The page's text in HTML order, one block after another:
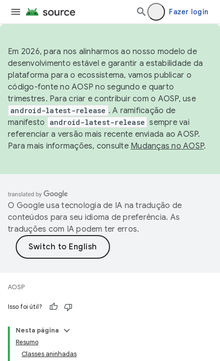
Fazer login
Em 2026, para nos alinharmos ao nosso modelo de
desenvolvimento estável e garantir a estabilidade da
plataforma para o ecossistema, vamos publicar o
código-fonte no AOSP no segundo e quarto
trimestres. Para criar e contribuir com o AOSP, use
android-latest-release . A ramificação de
manifesto
android-latest-release sempre vai
referenciar a versão mais recente enviada ao AOSP.
Para mais informações, consulte Mudanças no AOSP.
O Google usa tecnologia de IA na tradução de
conteúdos para seu idioma de preferência. As
traduções com IA podem ter erros.
AOSP
Isso foi útil?
Nesta página
Resumo
Classes aninhadas